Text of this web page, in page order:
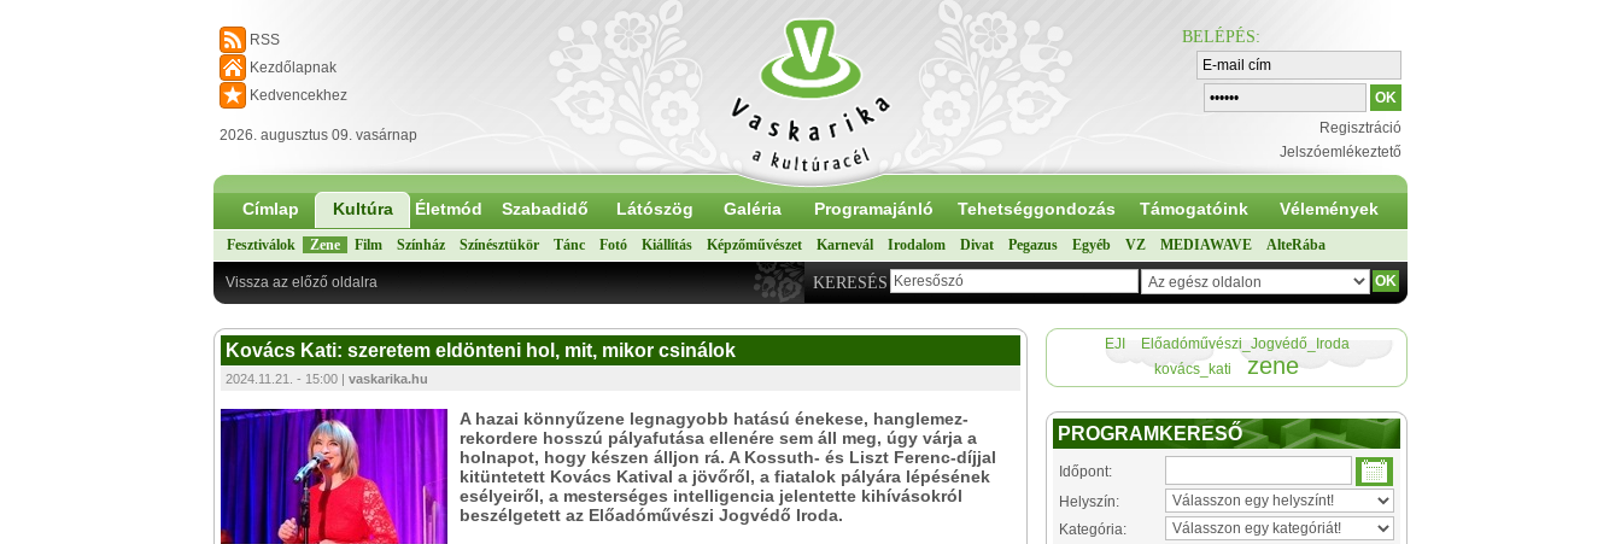
RSS
Kezdőlapnak
Kedvencekhez
2026. augusztus 09. vasárnap
BELÉPÉS:
Regisztráció
Jelszóemlékeztető
Címlap Kultúra Életmód Szabadidő Látószög Galéria Programajánló Tehetséggondozás Támogatóink Vélemények
Fesztiválok Zene Film Színház Színésztükör Tánc Fotó Kiállítás Képzőművészet Karnevál Irodalom Divat Pegazus Egyéb VZ MEDIAWAVE AlteRába
KERESÉS
Vissza az előző oldalra
Kovács Kati: szeretem eldönteni hol, mit, mikor csinálok
2024.11.21. - 15:00 | vaskarika.hu
A hazai könnyűzene legnagyobb hatású énekese, hanglemez-
rekordere hosszú pályafutása ellenére sem áll meg, úgy várja a
holnapot, hogy készen álljon rá. A Kossuth- és Liszt Ferenc-díjjal
kitüntetett Kovács Katival a jövőről, a fiatalok pályára lépésének
esélyeiről, a mesterséges intelligencia jelentette kihívásokról
beszélgetett az Előadóművészi Jogvédő Iroda.
EJI
Előadóművészi_Jogvédő_Iroda
kovács_kati
zene
PROGRAMKERESŐ
Időpont:
Helyszín:
Kategória: